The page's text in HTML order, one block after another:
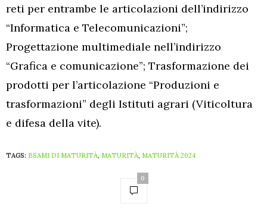
reti per entrambe le articolazioni dell’indirizzo
“Informatica e Telecomunicazioni”;
Progettazione multimediale nell’indirizzo
“Grafica e comunicazione”; Trasformazione dei
prodotti per l’articolazione “Produzioni e
trasformazioni” degli Istituti agrari (Viticoltura
e difesa della vite).
TAGS: ESAMI DI MATURITÀ, MATURITÀ, MATURITÀ 2024
0